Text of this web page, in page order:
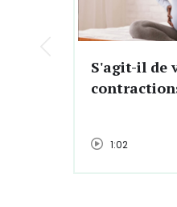
S'agit-il de
1:02